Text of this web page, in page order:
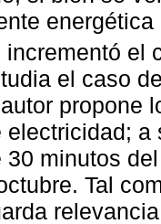
incrementó el
el caso
propone
electricidad; a
30 minutos
Tal